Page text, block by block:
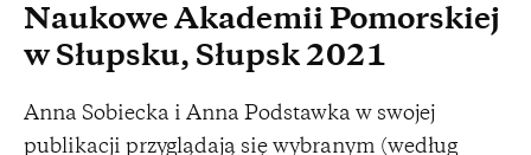
Naukowe Akademii Pomorskiej
w Słupsku, Słupsk 2021
Anna Sobiecka i Anna Podstawka w swojej
publikacji przyglądają się wybranym (według